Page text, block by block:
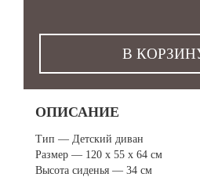
В
ОПИСАНИЕ
Тип — Детский диван
Размер — 120 х 55 х 64 см
Высота сиденья — 34 см